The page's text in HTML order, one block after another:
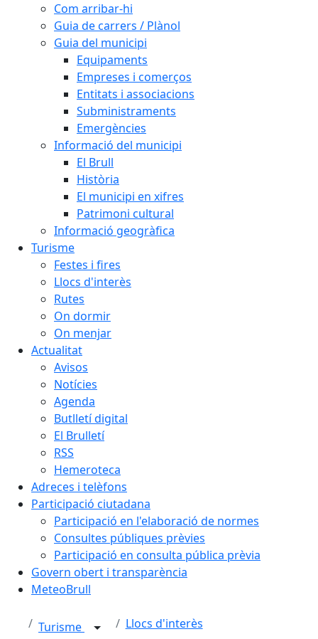
Com arribar-hi
Guia de carrers / Plànol
Guia del municipi
Equipaments
Empreses i comerços
Entitats i associacions
Subministraments
Emergències
Informació del municipi
El Brull
Història
El municipi en xifres
Patrimoni cultural
Informació geogràfica
Turisme
Festes i fires
Llocs d'interès
Rutes
On dormir
On menjar
Actualitat
Avisos
Notícies
Agenda
Butlletí digital
El Brulletí
RSS
Hemeroteca
Adreces i telèfons
Participació ciutadana
Participació en l'elaboració de normes
Consultes públiques prèvies
Participació en consulta pública prèvia
Govern obert i transparència
MeteoBrull
Turisme Llocs d'interès